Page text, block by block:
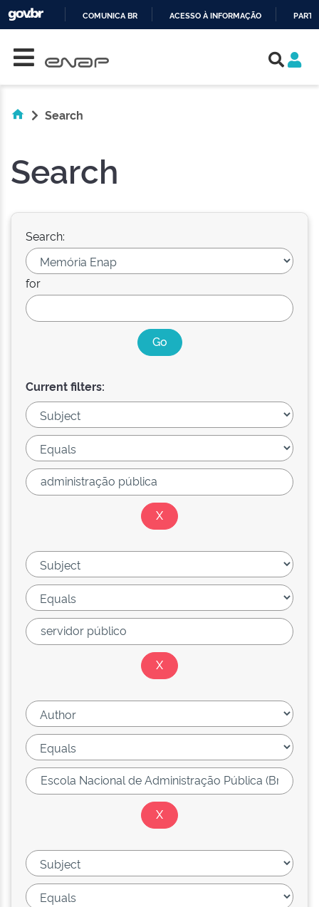
COMUNICA BR ACESSO À INFORMAÇÃO
Search
Search
Search:
for
Current filters: